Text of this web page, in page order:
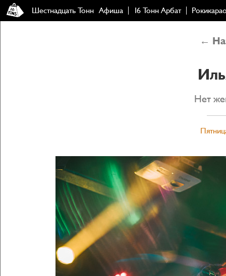
Шестнадцать Тонн Афиша 16 Тонн Арбат
←
Нет